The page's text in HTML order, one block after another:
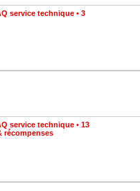
service technique • 3
service technique • 13
récompenses